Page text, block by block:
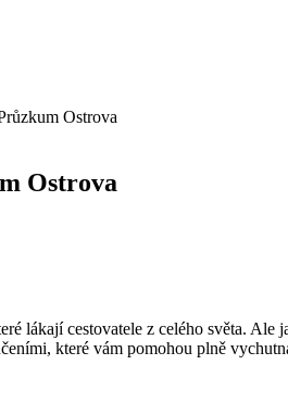
Ostrova
Ostrova
lákají cestovatele z celého světa.
které ​vám pomohou plně